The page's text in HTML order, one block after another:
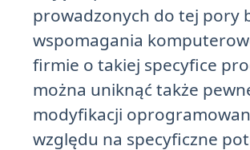
prowadzonych do tej pory
wspomagania
firmie o takiej specyfice
można uniknąć także
modyfikacji
względu na specyficzne